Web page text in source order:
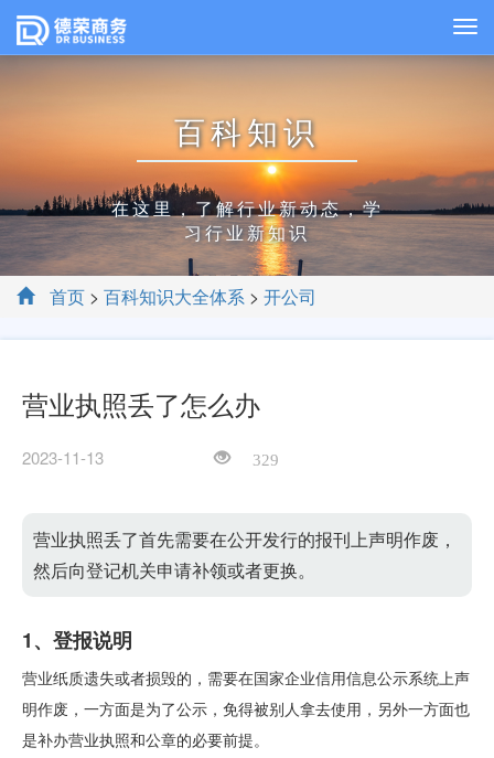
百科知识
在这里，了解行业新动态，学
习行业新知识
首页 > 百科知识大全体系 > 开公司
营业执照丢了怎么办
2023-11-13 329
营业执照丢了首先需要在公开发行的报刊上声明作废，
然后向登记机关申请补领或者更换。
1、登报说明
营业纸质遗失或者损毁的，需要在国家企业信用信息公示系统上声
明作废，一方面是为了公示，免得被别人拿去使用，另外一方面也
是补办营业执照和公章的必要前提。